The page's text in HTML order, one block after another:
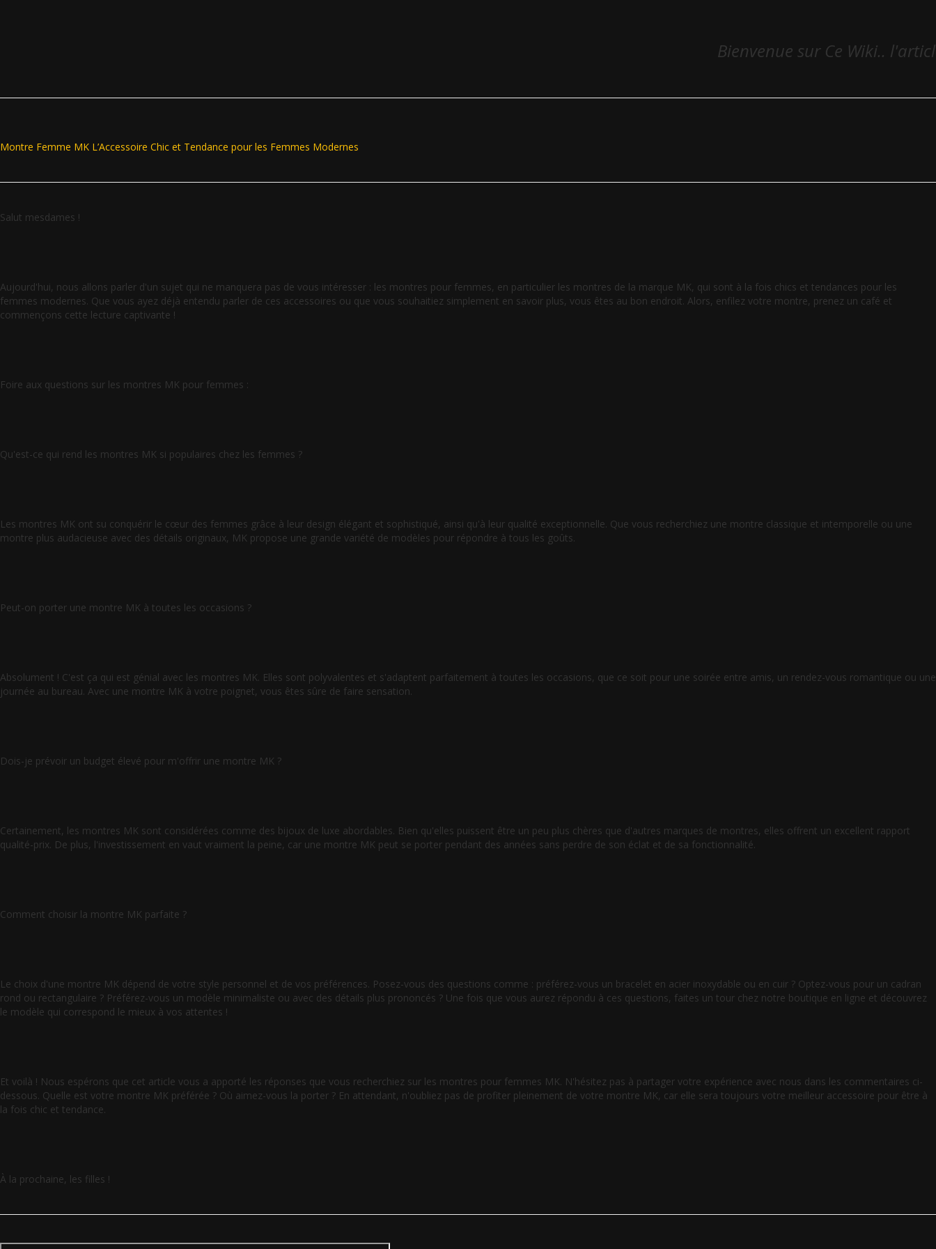
Bienvenue sur Ce Wiki..
Montre Femme MK L’Accessoire Chic et Tendance pour les Femmes Modernes
Salut mesdames !
Aujourd'hui, nous allons parler d'un sujet qui ne manquera pas de vous intéresser : les montres pour femmes, en particulier les montres de la marque MK, qui sont à la fois chics et tendances pour les
femmes modernes. Que vous ayez déjà entendu parler de ces accessoires ou que vous souhaitiez simplement en savoir plus, vous êtes au bon endroit. Alors, enfilez votre montre, prenez un café et
commençons cette lecture captivante !
Foire aux questions sur les montres MK pour femmes :
Qu'est-ce qui rend les montres MK si populaires chez les femmes ?
Les montres MK ont su conquérir le cœur des femmes grâce à leur design élégant et sophistiqué, ainsi qu'à leur qualité exceptionnelle. Que vous recherchiez une montre classique et intemporelle ou une
montre plus audacieuse avec des détails originaux, MK propose une grande variété de modèles pour répondre à tous les goûts.
Peut-on porter une montre MK à toutes les occasions ?
Absolument ! C'est ça qui est génial avec les montres MK. Elles sont polyvalentes et s'adaptent parfaitement à toutes les occasions, que ce soit pour une soirée entre amis, un rendez-vous romantique ou une
journée au bureau. Avec une montre MK à votre poignet, vous êtes sûre de faire sensation.
Dois-je prévoir un budget élevé pour m'offrir une montre MK ?
Certainement, les montres MK sont considérées comme des bijoux de luxe abordables. Bien qu'elles puissent être un peu plus chères que d'autres marques de montres, elles offrent un excellent rapport
qualité-prix. De plus, l'investissement en vaut vraiment la peine, car une montre MK peut se porter pendant des années sans perdre de son éclat et de sa fonctionnalité.
Comment choisir la montre MK parfaite ?
Le choix d'une montre MK dépend de votre style personnel et de vos préférences. Posez-vous des questions comme : préférez-vous un bracelet en acier inoxydable ou en cuir ? Optez-vous pour un cadran
rond ou rectangulaire ? Préférez-vous un modèle minimaliste ou avec des détails plus prononcés ? Une fois que vous aurez répondu à ces questions, faites un tour chez notre boutique en ligne et découvrez
le modèle qui correspond le mieux à vos attentes !
Et voilà ! Nous espérons que cet article vous a apporté les réponses que vous recherchiez sur les montres pour femmes MK. N'hésitez pas à partager votre expérience avec nous dans les commentaires ci-
dessous. Quelle est votre montre MK préférée ? Où aimez-vous la porter ? En attendant, n'oubliez pas de profiter pleinement de votre montre MK, car elle sera toujours votre meilleur accessoire pour être à
la fois chic et tendance.
À la prochaine, les filles !